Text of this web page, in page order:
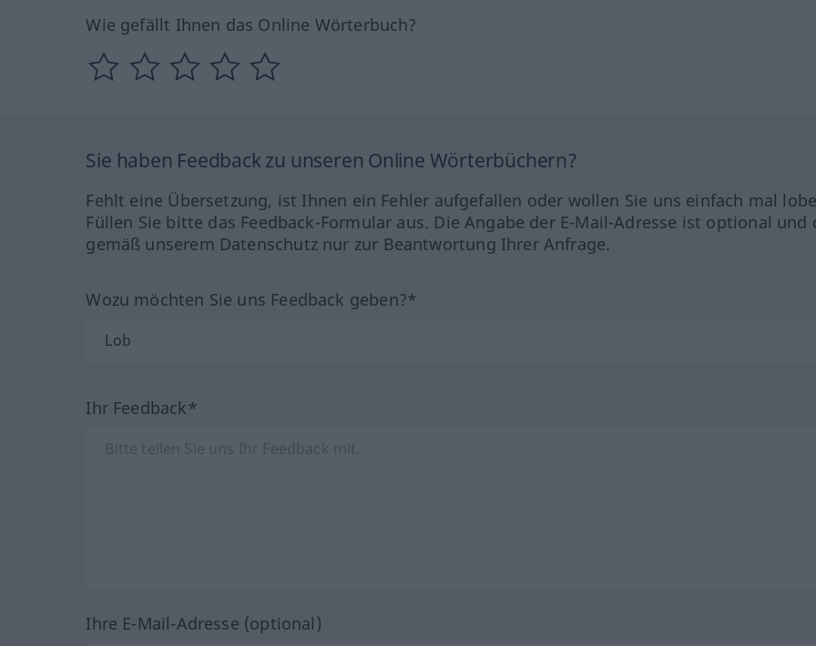
Wie gefällt Ihnen das Online Wörterbuch?
Sie haben Feedback zu unseren Online Wörterbüchern?
Fehlt eine Übersetzung, ist Ihnen ein Fehler aufgefallen oder wollen Sie uns einfach mal
Füllen Sie bitte das Feedback-Formular aus. Die Angabe der E-Mail-Adresse ist optional und
gemäß unserem Datenschutz nur zur Beantwortung Ihrer Anfrage.
Wozu möchten Sie uns Feedback geben?*
Ihr Feedback*
Ihre E-Mail-Adresse (optional)